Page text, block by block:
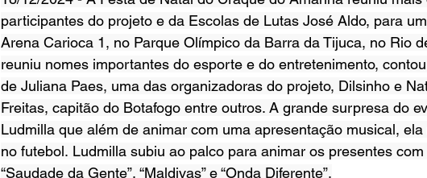
participantes do projeto e da Escolas de Lutas José Aldo, para
Arena Carioca 1, no Parque Olímpico da Barra da Tijuca, no Rio
reuniu nomes importantes do esporte e do entretenimento,
de Juliana Paes, uma das organizadoras do projeto, Dilsinho e
Freitas, capitão do Botafogo entre outros. A grande surpresa do
Ludmilla que além de animar com uma apresentação musical,
no futebol. Ludmilla subiu ao palco para animar os presentes
“Saudade da Gente”, “Maldivas” e “Onda Diferente”.